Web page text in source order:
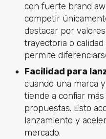
con fuerte brand
competir
destacar por
trayectoria o
permite
Facilidad para
cuando una marca
tiende a confiar
propuestas. Esto
lanzamiento y
mercado.